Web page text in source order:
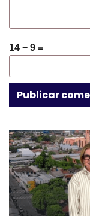
14 − 9 =